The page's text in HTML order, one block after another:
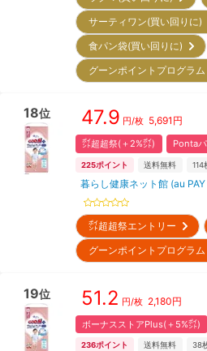
サーティワン(買い回り
食パン袋(買い回りに)
グーンポイントプログラ
18位 47.9 円/枚 5,691 円
㌽超超祭(＋2%㌽) Ponta
225ポイント 送料無料 114
暮らし健康ネット館 (au
㌽超超祭エントリー
グーンポイントプログラ
19位 51.2 円/枚 2,180円
ボーナスストアPlus(＋5%㌽)
236ポイント 送料無料 38